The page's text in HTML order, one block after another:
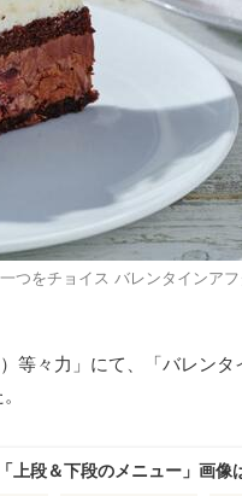
つをチョイス バレンタインア
等々力」にて、「バレンタ
上段＆下段のメニュー」画像